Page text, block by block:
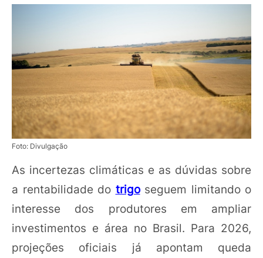
Foto: Divulgação
As incertezas climáticas e as dúvidas sobre
a rentabilidade do trigoseguem limitando o
interesse dos produtores em ampliar
investimentos e área no Brasil. Para 2026,
projeções oficiais já apontam queda